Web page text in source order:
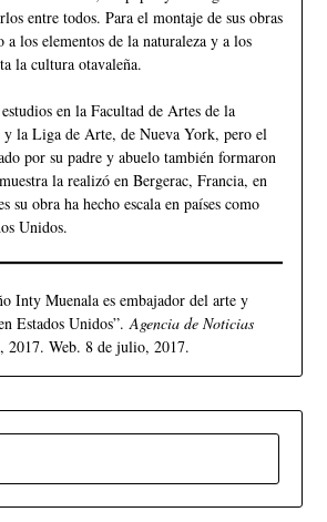
entre todos. Para el montaje de sus obras
los elementos de la naturaleza y a los
la cultura otavaleña.
en la Facultad de Artes de la
la Liga de Arte, de Nueva York, pero el
por su padre y abuelo también formaron
la realizó en Bergerac, Francia, en
su obra ha hecho escala en países como
Unidos.
Inty Muenala es embajador del arte y
Estados Unidos”.Agencia de Noticias
2017. Web. 8 de julio, 2017.